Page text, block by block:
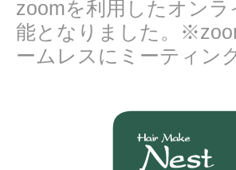
zoomを利用したオン
能となりました。
ームレスにミーティン